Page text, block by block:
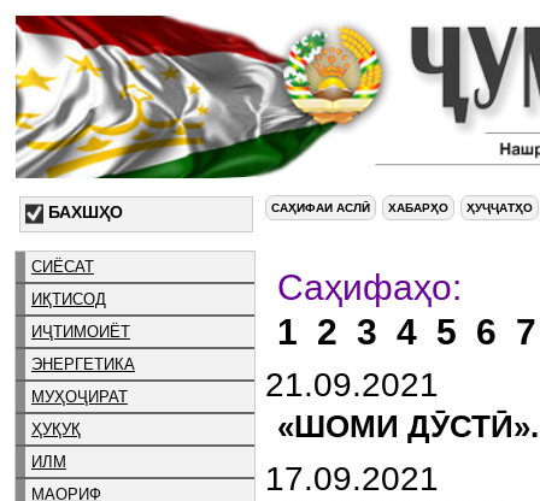
БАХШҲО
СИЁСАТ
ИҚТИСОД
ИҶТИМОИЁТ
ЭНЕРГЕТИКА
МУҲОҶИРАТ
ҲУҚУҚ
ИЛМ
МАОРИФ
САҲИФАИ АСЛӢ ХАБАРҲО ҲУҶҶАТҲО
1 2 3 4 5 6 7
21.09.2021
«ШОМИ
17.09.2021